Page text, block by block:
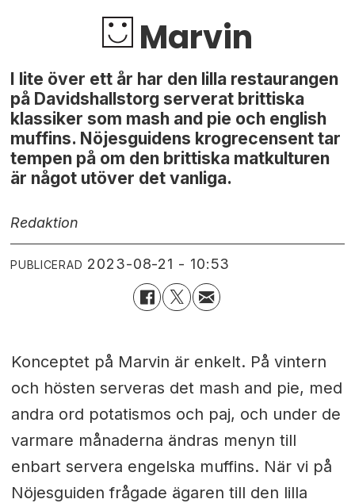
Marvin
I lite över ett år har den lilla restaurangen
på Davidshallstorg serverat brittiska
klassiker som mash and pie och english
muffins. Nöjesguidens krogrecensent tar
tempen på om den brittiska matkulturen
är något utöver det vanliga.
Redaktion
PUBLICERAD 2023-08-21 - 10:53
Konceptet på Marvin är enkelt. På vintern
och hösten serveras det mash and pie, med
andra ord potatismos och paj, och under de
varmare månaderna ändras menyn till
enbart servera engelska muffins. När vi på
Nöjesguiden frågade ägaren till den lilla